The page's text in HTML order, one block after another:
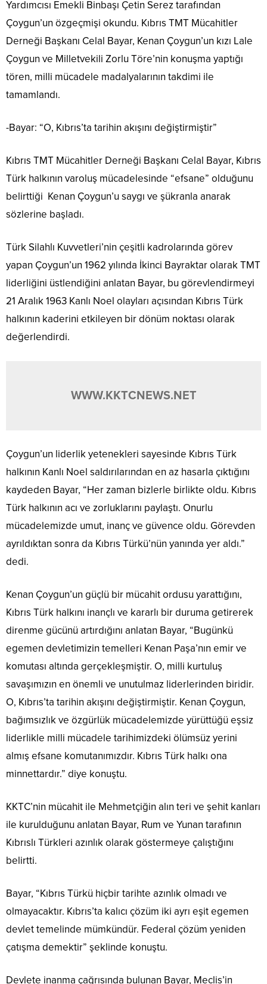
Yardımcısı Emekli Binbaşı Çetin Serez tarafından
Çoygun’un özgeçmişi okundu. Kıbrıs TMT Mücahitler
Derneği Başkanı Celal Bayar, Kenan Çoygun’un kızı Lale
Çoygun ve Milletvekili Zorlu Töre’nin konuşma yaptığı
tören, milli mücadele madalyalarının takdimi ile
tamamlandı.
-Bayar: “O, Kıbrıs’ta tarihin akışını değiştirmiştir”
Kıbrıs TMT Mücahitler Derneği Başkanı Celal Bayar, Kıbrıs
Türk halkının varoluş mücadelesinde “efsane” olduğunu
belirttiği Kenan Çoygun’u saygı ve şükranla anarak
sözlerine başladı.
Türk Silahlı Kuvvetleri’nin çeşitli kadrolarında görev
yapan Çoygun’un 1962 yılında İkinci Bayraktar olarak TMT
liderliğini üstlendiğini anlatan Bayar, bu görevlendirmeyi
21 Aralık 1963 Kanlı Noel olayları açısından Kıbrıs Türk
halkının kaderini etkileyen bir dönüm noktası olarak
değerlendirdi.
WWW.KKTCNEWS.NET
Çoygun’un liderlik yetenekleri sayesinde Kıbrıs Türk
halkının Kanlı Noel saldırılarından en az hasarla çıktığını
kaydeden Bayar, “Her zaman bizlerle birlikte oldu. Kıbrıs
Türk halkının acı ve zorluklarını paylaştı. Onurlu
mücadelemizde umut, inanç ve güvence oldu. Görevden
ayrıldıktan sonra da Kıbrıs Türkü’nün yanında yer aldı.”
dedi.
Kenan Çoygun’un güçlü bir mücahit ordusu yarattığını,
Kıbrıs Türk halkını inançlı ve kararlı bir duruma getirerek
direnme gücünü artırdığını anlatan Bayar, “Bugünkü
egemen devletimizin temelleri Kenan Paşa’nın emir ve
komutası altında gerçekleşmiştir. O, milli kurtuluş
savaşımızın en önemli ve unutulmaz liderlerinden biridir.
O, Kıbrıs’ta tarihin akışını değiştirmiştir. Kenan Çoygun,
bağımsızlık ve özgürlük mücadelemizde yürüttüğü eşsiz
liderlikle milli mücadele tarihimizdeki ölümsüz yerini
almış efsane komutanımızdır. Kıbrıs Türk halkı ona
minnettardır.” diye konuştu.
KKTC’nin mücahit ile Mehmetçiğin alın teri ve şehit kanları
ile kurulduğunu anlatan Bayar, Rum ve Yunan tarafının
Kıbrıslı Türkleri azınlık olarak göstermeye çalıştığını
belirtti.
Bayar, “Kıbrıs Türkü hiçbir tarihte azınlık olmadı ve
olmayacaktır. Kıbrıs’ta kalıcı çözüm iki ayrı eşit egemen
devlet temelinde mümkündür. Federal çözüm yeniden
çatışma demektir” şeklinde konuştu.
Devlete inanma çağrısında bulunan Bayar, Meclis’in